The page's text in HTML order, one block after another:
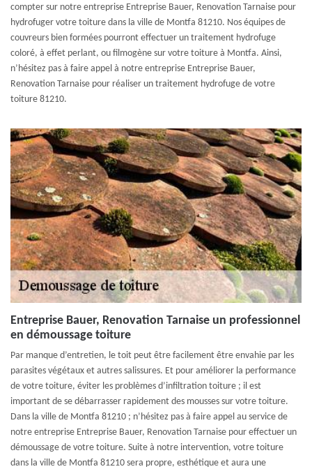
compter sur notre entreprise Entreprise Bauer, Renovation Tarnaise pour
hydrofuger votre toiture dans la ville de Montfa 81210. Nos équipes de
couvreurs bien formées pourront effectuer un traitement hydrofuge
coloré, à effet perlant, ou filmogène sur votre toiture à Montfa. Ainsi,
n’hésitez pas à faire appel à notre entreprise Entreprise Bauer,
Renovation Tarnaise pour réaliser un traitement hydrofuge de votre
toiture 81210.
Entreprise Bauer, Renovation Tarnaise un professionnel
en démoussage toiture
Par manque d’entretien, le toit peut être facilement être envahie par les
parasites végétaux et autres salissures. Et pour améliorer la performance
de votre toiture, éviter les problèmes d’infiltration toiture ; il est
important de se débarrasser rapidement des mousses sur votre toiture.
Dans la ville de Montfa 81210 ; n’hésitez pas à faire appel au service de
notre entreprise Entreprise Bauer, Renovation Tarnaise pour effectuer un
démoussage de votre toiture. Suite à notre intervention, votre toiture
dans la ville de Montfa 81210 sera propre, esthétique et aura une